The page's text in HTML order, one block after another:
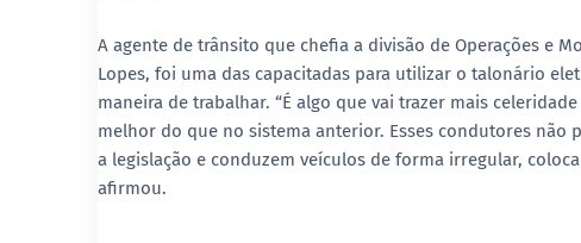
A agente de trânsito que chefia a divisão de Operações e
Lopes, foi uma das capacitadas para utilizar o talonário
maneira de trabalhar. “É algo que vai trazer mais
melhor do que no sistema anterior. Esses condutores não
a legislação e conduzem veículos de forma irregular,
afirmou.